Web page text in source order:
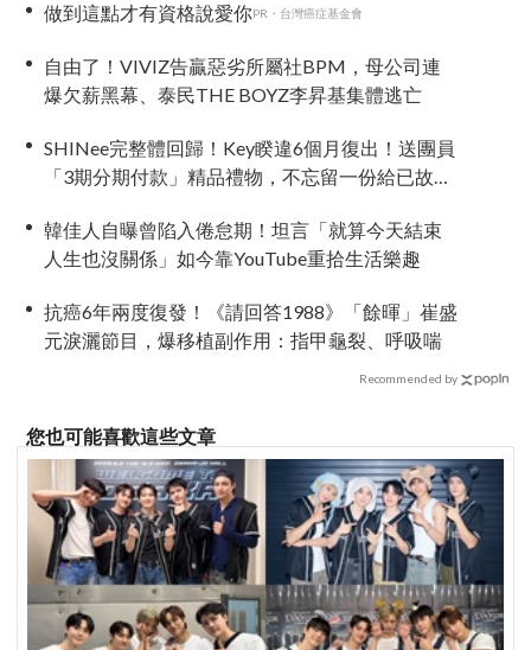
做到這點才有資格說愛你PR・台灣癌症基金會
自由了！VIVIZ告贏惡劣所屬社BPM，母公司連
爆欠薪黑幕、泰民THE BOYZ李昇基集體逃亡
SHINee完整體回歸！Key睽違6個月復出！送團員
「3期分期付款」精品禮物，不忘留一份給已故鐘
韓佳人自曝曾陷入倦怠期！坦言「就算今天結束
人生也沒關係」如今靠YouTube重拾生活樂趣
抗癌6年兩度復發！《請回答1988》「餘暉」崔盛
元淚灑節目，爆移植副作用：指甲龜裂、呼吸喘
Recommended by
您也可能喜歡這些文章